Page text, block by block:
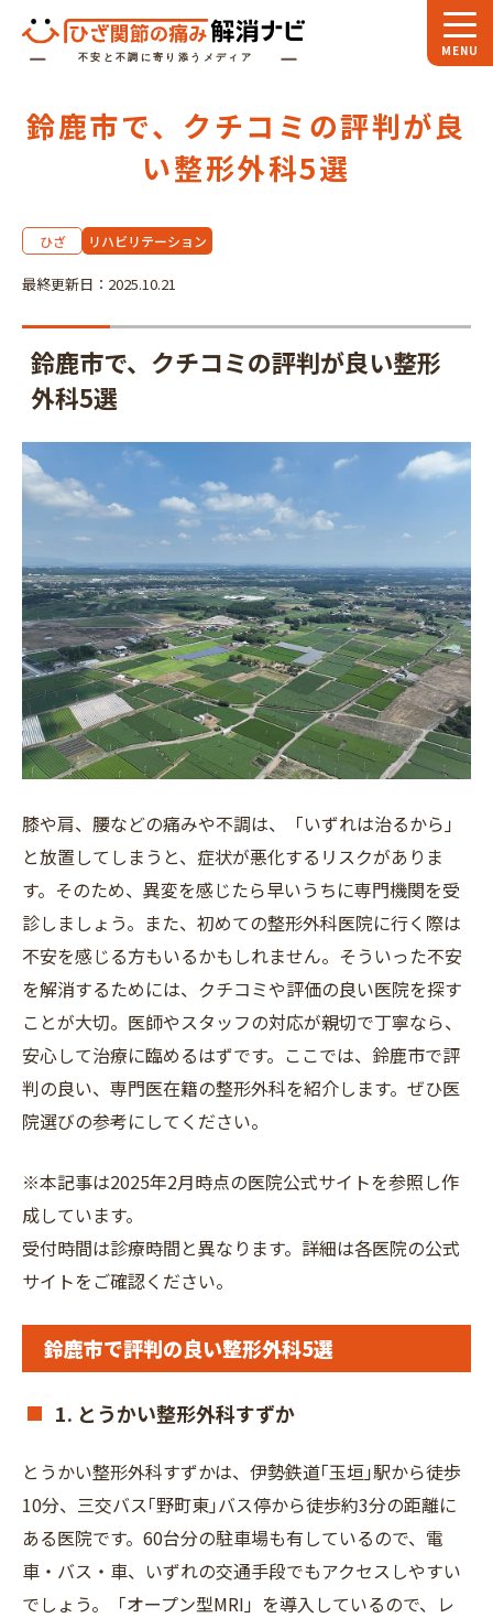
スペシャル対談
専門家
ひざ関節ナビについて
フリーワード
鈴鹿市で、クチコミの評判が良
い整形外科5選
ひざ リハビリテーション
最終更新日：2025.10.21
鈴鹿市で、クチコミの評判が良い整形
外科5選
膝や肩、腰などの痛みや不調は、「いずれは治るから」
と放置してしまうと、症状が悪化するリスクがありま
す。そのため、異変を感じたら早いうちに専門機関を受
診しましょう。また、初めての整形外科医院に行く際は
不安を感じる方もいるかもしれません。そういった不安
を解消するためには、クチコミや評価の良い医院を探す
ことが大切。医師やスタッフの対応が親切で丁寧なら、
安心して治療に臨めるはずです。ここでは、鈴鹿市で評
判の良い、専門医在籍の整形外科を紹介します。ぜひ医
院選びの参考にしてください。
※本記事は2025年2月時点の医院公式サイトを参照し作
成しています。
受付時間は診療時間と異なります。詳細は各医院の公式
サイトをご確認ください。
鈴鹿市で評判の良い整形外科5選
1. とうかい整形外科すずか
とうかい整形外科すずかは、伊勢鉄道｢玉垣｣駅から徒歩
10分、三交バス｢野町東｣バス停から徒歩約3分の距離に
ある医院です。60台分の駐車場も有しているので、電
車・バス・車、いずれの交通手段でもアクセスしやすい
でしょう。「オープン型MRI」を導入しているので、レ